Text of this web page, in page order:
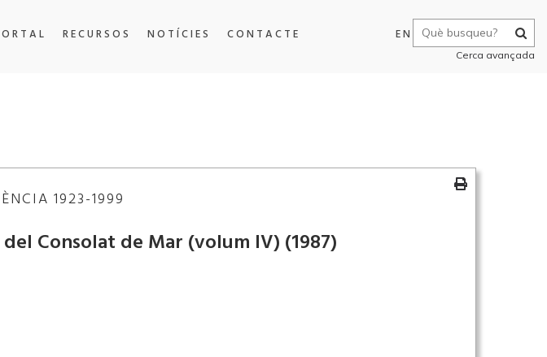
RECURSOS NOTÍCIES CONTACTE EN
Cerca avançada
1923-1999
Consolat de Mar (volum IV) (1987)